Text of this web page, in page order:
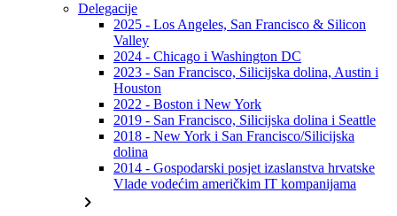
Delegacije
2025 - Los Angeles, San Francisco & Silicon
Valley
2024 - Chicago i Washington DC
2023 - San Francisco, Silicijska dolina, Austin i
Houston
2022 - Boston i New York
2019 - San Francisco, Silicijska dolina i Seattle
2018 - New York i San Francisco/Silicijska
dolina
2014 - Gospodarski posjet izaslanstva hrvatske
Vlade vodećim američkim IT kompanijama
chevron_right